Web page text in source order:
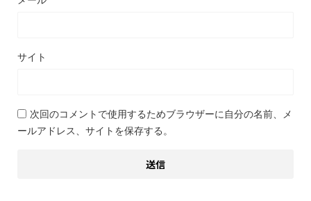
サイト
次回のコメントで使用するためブラウザーに自分の名前、メ
ールアドレス、サイトを保存する。